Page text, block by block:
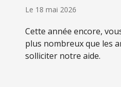
Le 18 mai 2026
Cette année encore,
plus nombreux que les
solliciter notre aide.